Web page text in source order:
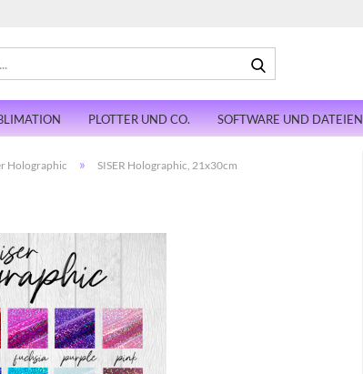
PLOTTER UND CO. SOFTWARE UND DATEIEN
Holographic » SISER Holographic, 21x30cm